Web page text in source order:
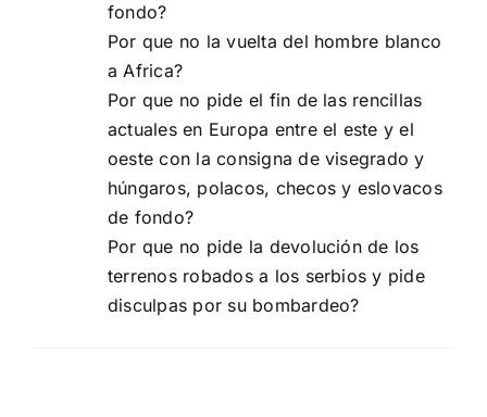
fondo?
Por que no la vuelta del hombre blanco
a Africa?
Por que no pide el fin de las rencillas
actuales en Europa entre el este y el
oeste con la consigna de visegrado y
húngaros, polacos, checos y eslovacos
de fondo?
Por que no pide la devolución de los
terrenos robados a los serbios y pide
disculpas por su bombardeo?